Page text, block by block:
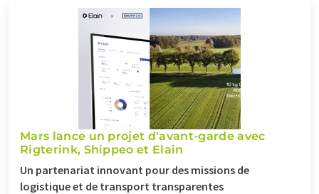
Mars lance un projet d'avant-garde avec
Rigterink, Shippeo et Elain
Un partenariat innovant pour des missions de
logistique et de transport transparentes